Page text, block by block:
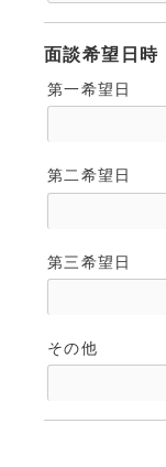
面談希望日時
第一希望日
第二希望日
第三希望日
その他